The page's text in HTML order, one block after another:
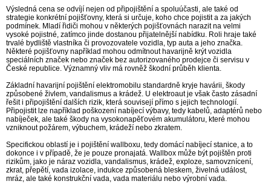
Výsledná cena se odvíjí nejen od připojištění a spoluúčasti, ale také od
strategie konkrétní pojišťovny, která si určuje, koho chce pojistit a za jakých
podmínek. Mladí řidiči mohou v některých pojišťovnách narazit na velmi
vysoké pojistné, zatímco jinde dostanou přijatelnější nabídku. Roli hraje také
trvalé bydliště vlastníka či provozovatele vozidla, typ auta a jeho značka.
Některé pojišťovny například mohou odmítnout havarijně krýt vozidla
speciálních značek nebo značek bez autorizovaného prodejce či servisu v
České republice. Významný vliv má rovněž škodní průběh klienta.
Základní havarijní pojištění elektromobilu standardně kryje havárii, škody
způsobené živlem, vandalismus a krádež. U elektroaut je však často zásadní
řešit i připojištění dalších rizik, která souvisejí přímo s jejich technologií.
Připojistit lze například poškození nabíjecí výbavy, tedy kabelů, adaptérů nebo
nabíječek, ale také škody na vysokonapěťovém akumulátoru, které mohou
vzniknout požárem, výbuchem, krádeží nebo zkratem.
Specifickou oblastí je i pojištění wallboxu, tedy domácí nabíjecí stanice, a to
dokonce i v případě, že je pouze pronajatá. Wallbox může být pojištěn proti
rizikům, jako je náraz vozidla, vandalismus, krádež, exploze, samovznícení,
zkrat, přepětí, vada izolace, indukce způsobená bleskem, živelná událost,
mráz, ale také konstrukční vada, vada materiálu nebo výrobní vada.